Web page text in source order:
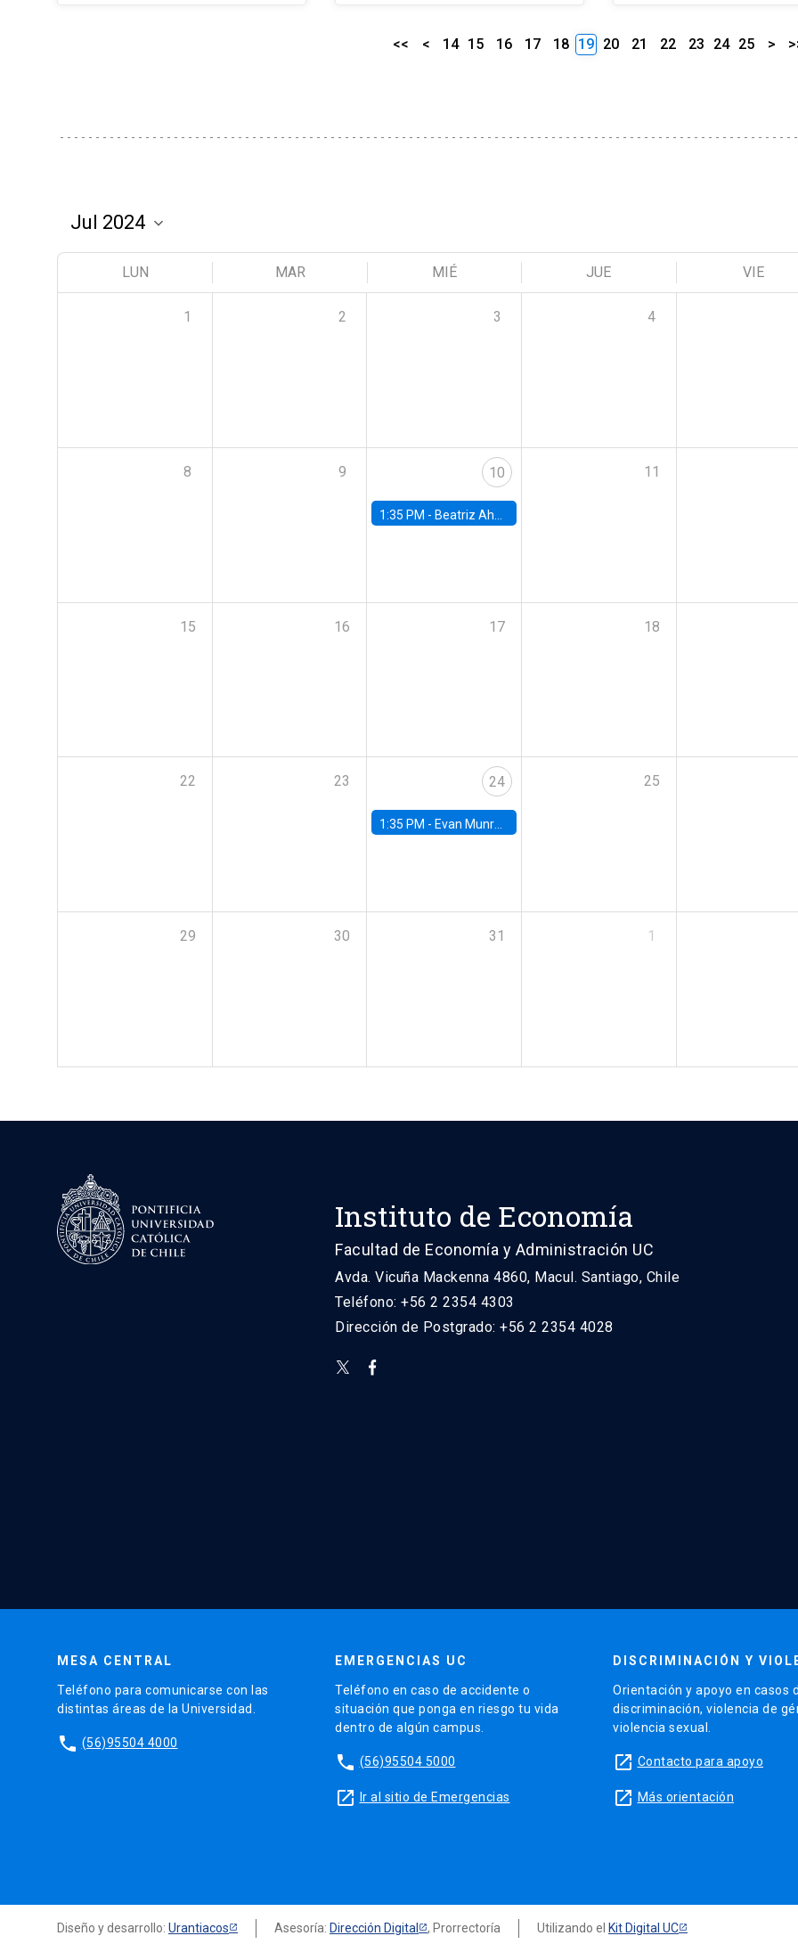
<< < 14 15 16 17 18 19 20 21 22 23 24 25 >
LUN MAR MIÉ JUE VIE
1 2 3 4
8 9 10
1:35 PM - Beatriz Ahumada, PhD candidate, Universidad de Pittsburgh
11
15 16 17 18
22 23 24
1:35 PM - Evan Munro, Neyman Visiting Assistant Professor in the Department of Statistics at UC Berkeley
25
29 30 31 1
Instituto de Economía
Facultad de Economía y Administración UC
Avda. Vicuña Mackenna 4860, Macul. Santiago, Chile
Teléfono: +56 2 2354 4303
Dirección de Postgrado: +56 2 2354 4028
MESA CENTRAL
Teléfono para comunicarse con las
distintas áreas de la Universidad.
phone (56)95504 4000
EMERGENCIAS UC
Teléfono en caso de accidente o
situación que ponga en riesgo tu vida
dentro de algún campus.
phone (56)95504 5000
launch Ir al sitio de Emergencias
DISCRIMINACIÓN Y
Orientación y apoyo en casos
discriminación, violencia de
violencia sexual.
launch Contacto para apoyo
launch Más orientación
Diseño y desarrollo: Urantiacos Asesoría: Dirección Digital , Prorrectoría Utilizando el Kit Digital UC